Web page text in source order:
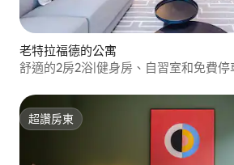
老特拉福德的公寓
舒適的2房2浴|健身房、自習室和免費停
超讚房東
超讚房東